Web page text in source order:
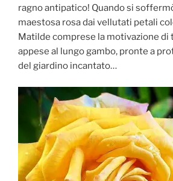
ragno antipatico! Quando si
maestosa rosa dai vellutati petali
Matilde comprese la motivazione di
appese al lungo gambo, pronte a
del giardino incantato…